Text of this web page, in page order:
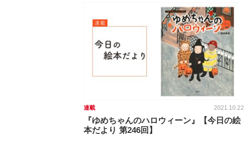
連載 2021.10.22
『ゆめちゃんのハロウィーン』【今日の絵
本だより 第246回】